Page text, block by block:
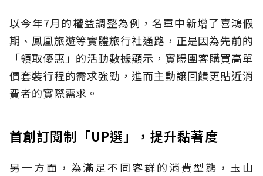
以今年7月的權益調整為例，名單中新增了喜鴻假
期、鳳凰旅遊等實體旅行社通路，正是因為先前的
「領取優惠」的活動數據顯示，實體團客購買高單
價套裝行程的需求強勁，進而主動讓回饋更貼近消
費者的實際需求。
首創訂閱制「UP選」，提升黏著度
另一方面，為滿足不同客群的消費型態，玉山